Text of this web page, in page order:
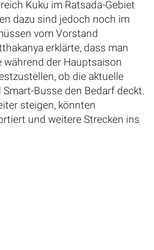
Kuku im Ratsada-Gebiet
dazu sind jedoch noch im
vom Vorstand
erklärte, dass man
während der Hauptsaison
ob die aktuelle
Busse den Bedarf deckt.
steigen, könnten
und weitere Strecken ins